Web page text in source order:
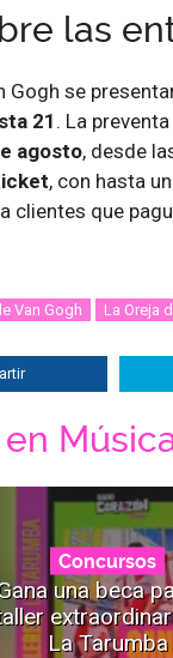
las
Gogh se
21 . La
agosto, desde
, con hasta un
clientes que
Van Gogh La Oreja
Concursos
una beca
La Tarumba